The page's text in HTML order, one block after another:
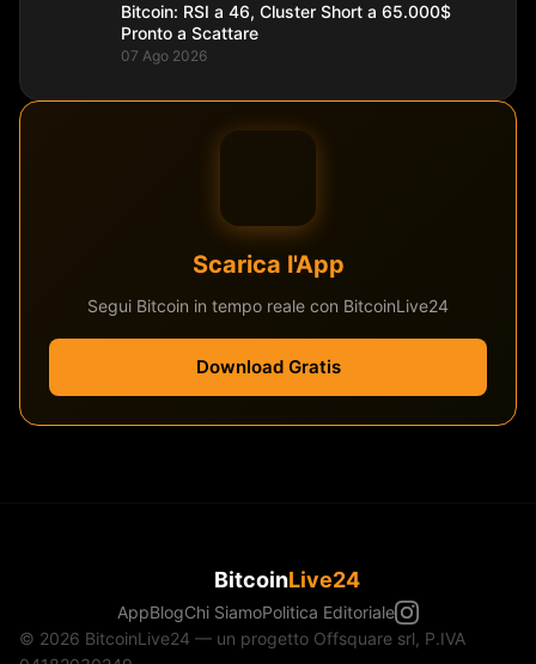
Bitcoin: RSI a 46, Cluster Short a 65.000$
Pronto a Scattare
07 Ago 2026
Scarica l'App
Segui Bitcoin in tempo reale con BitcoinLive24
Download Gratis
BitcoinLive24
AppBlogChi SiamoPolitica Editoriale
© 2026 BitcoinLive24 — un progetto Offsquare srl, P.IVA